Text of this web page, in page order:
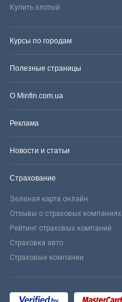
Купить злотый
Курсы по городам
Полезные страницы
О Minfin.com.ua
Реклама
Новости и статьи
Страхование
Зеленая карта онлайн
Отзывы о страховых компаниях
Рейтинг страховых компаний
Страховка авто
Страховые компании